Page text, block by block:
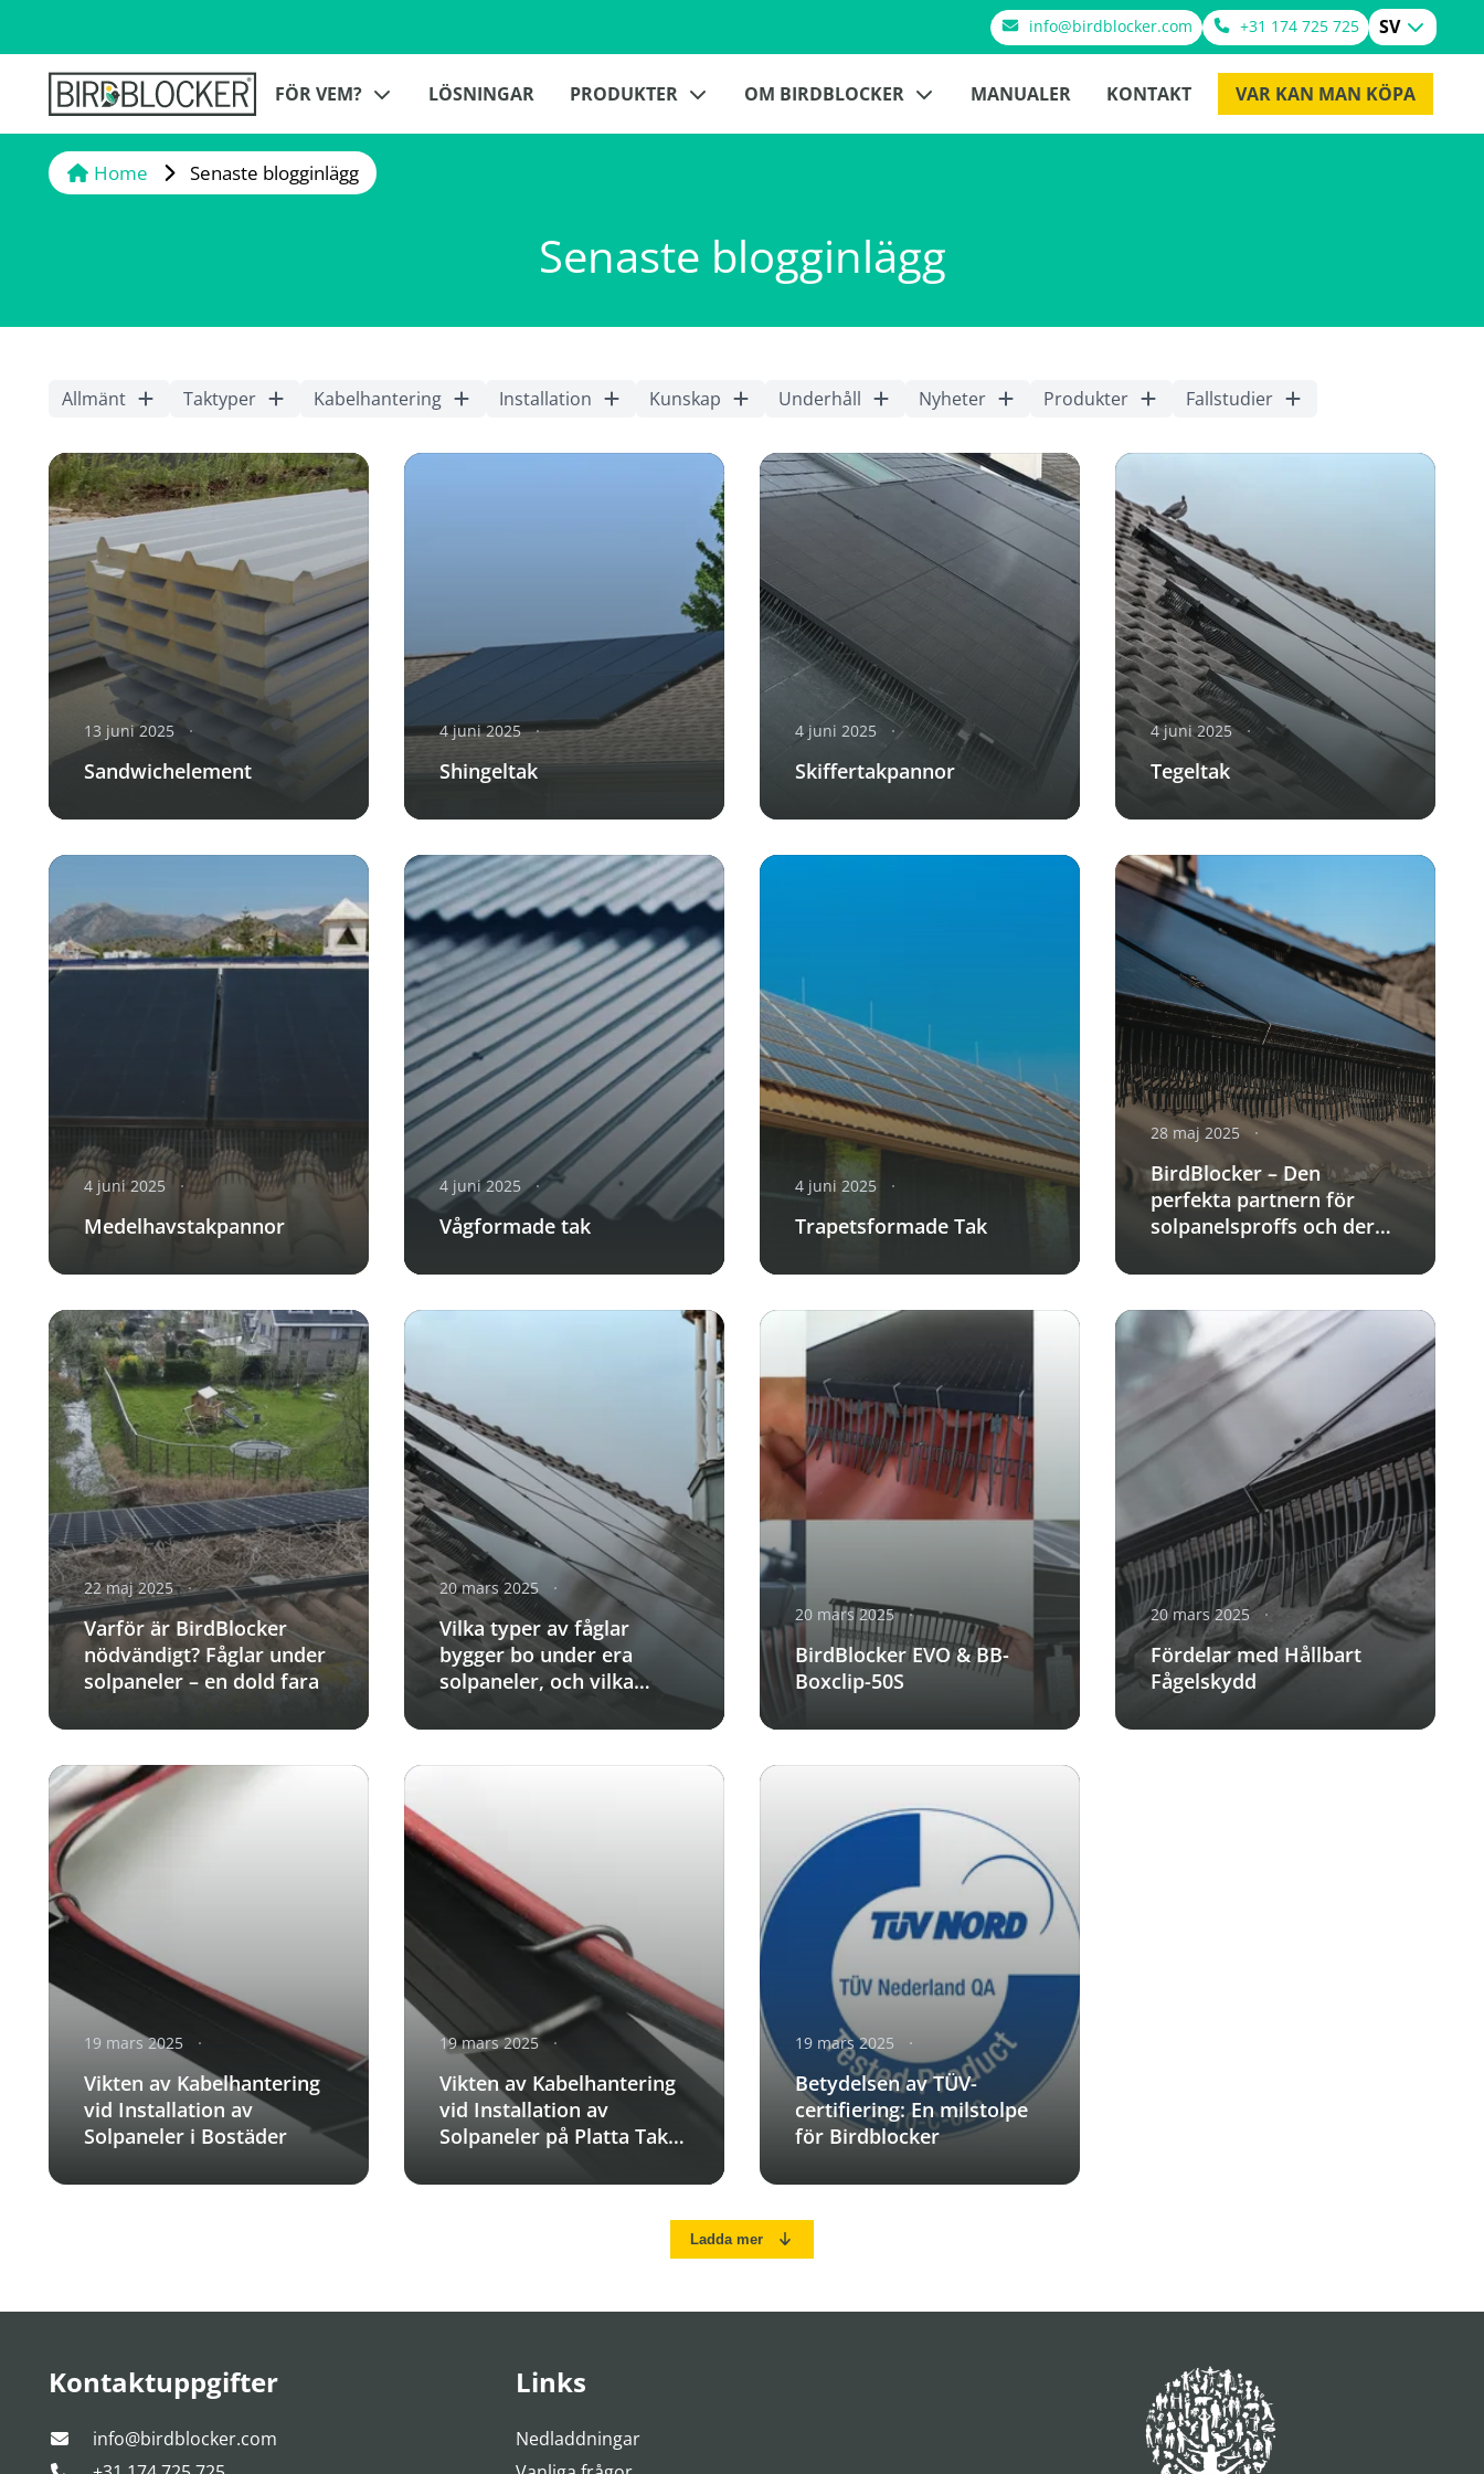
info@birdblocker.com +31 174 725 725 SV
FÖR VEM? LÖSNINGAR PRODUKTER OM BIRDBLOCKER MANUALER KONTAKT VAR KAN MAN KÖPA
Home Senaste blogginlägg
Senaste blogginlägg
Allmänt Taktyper Kabelhantering Installation Kunskap Underhåll Nyheter Produkter Fallstudier
13 juni 2025
Sandwichelement
4 juni 2025
Shingeltak
4 juni 2025
Skiffertakpannor
4 juni 2025
Tegeltak
4 juni 2025
Medelhavstakpannor
4 juni 2025
Vågformade tak
4 juni 2025
Trapetsformade Tak
28 maj 2025
BirdBlocker – Den
perfekta partnern för
solpanelsproffs och deras
22 maj 2025
Varför är BirdBlocker
nödvändigt? Fåglar under
solpaneler – en dold fara
20 mars 2025
Vilka typer av fåglar
bygger bo under era
solpaneler, och vilka
20 mars 2025
BirdBlocker EVO & BB-
Boxclip-50S
20 mars 2025
Fördelar med Hållbart
Fågelskydd
19 mars 2025
Vikten av Kabelhantering
vid Installation av
Solpaneler i Bostäder
19 mars 2025
Vikten av Kabelhantering
vid Installation av
Solpaneler på Platta Tak
Anläggningar
19 mars 2025
Betydelsen av TÜV-
certifiering: En milstolpe
för Birdblocker
Ladda mer
Kontaktuppgifter
info@birdblocker.com
Links
Nedladdningar